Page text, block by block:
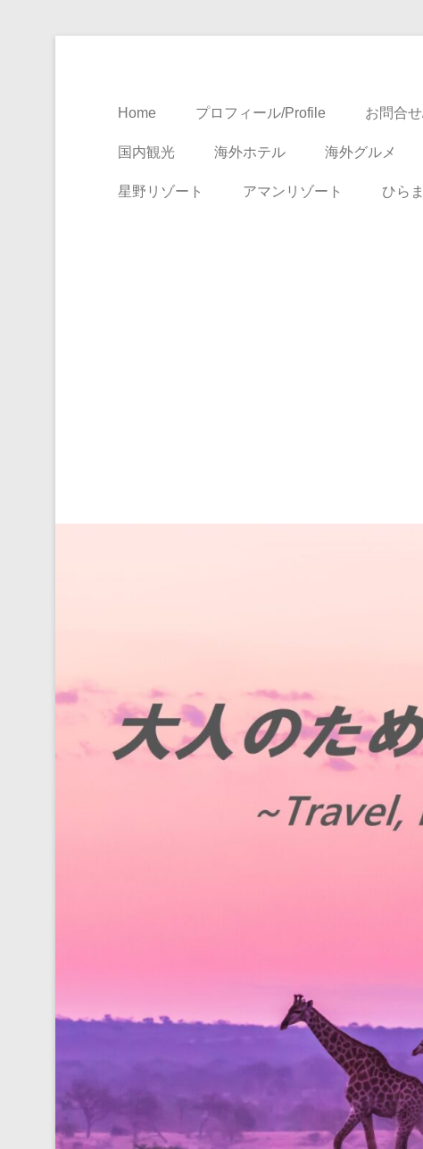
Home プロフィール/Profile お問合
国内観光 海外ホテル 海外グルメ
星野リゾート アマンリゾート ひら